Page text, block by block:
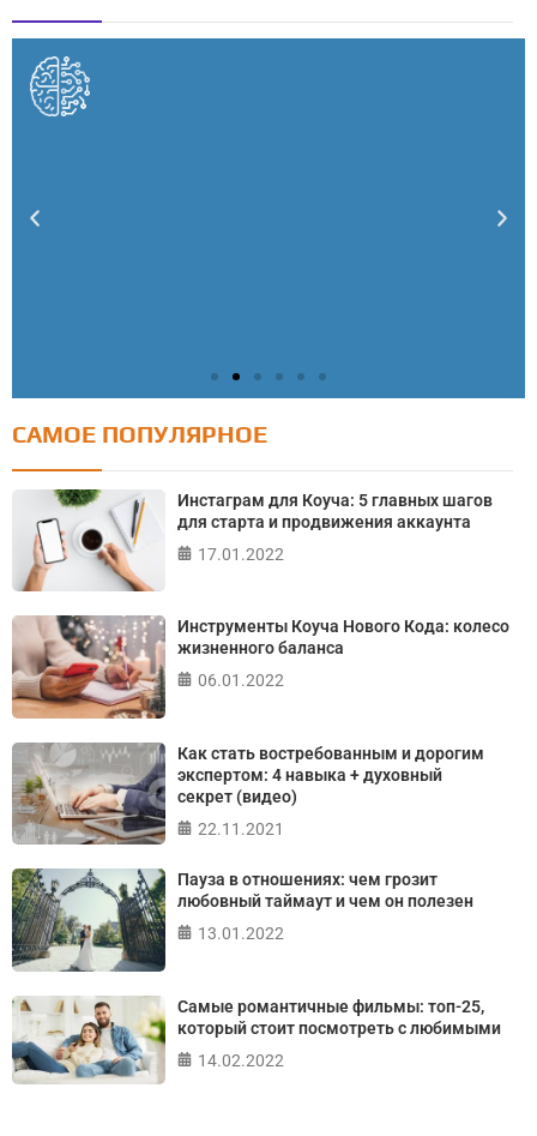
Тест: Как я контролирую свою жизнь?
Онлайн тест на основе шкалы локуса контроля
Джулиана Роттера
САМОЕ ПОПУЛЯРНОЕ
Инстаграм для Коуча: 5 главных шагов
для старта и продвижения аккаунта
17.01.2022
Инструменты Коуча Нового Кода: колесо
жизненного баланса
06.01.2022
Как стать востребованным и дорогим
экспертом: 4 навыка + духовный
секрет (видео)
22.11.2021
Пауза в отношениях: чем грозит
любовный таймаут и чем он полезен
13.01.2022
Самые романтичные фильмы: топ-25,
который стоит посмотреть с любимыми
14.02.2022